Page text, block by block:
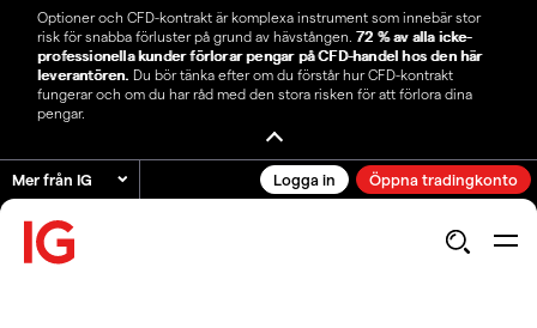
Optioner och CFD-kontrakt är komplexa instrument som innebär stor
risk för snabba förluster på grund av hävstången. 72 % av alla icke-
professionella kunder förlorar pengar på CFD-handel hos den här
leverantören. Du bör tänka efter om du förstår hur CFD-kontrakt
fungerar och om du har råd med den stora risken för att förlora dina
pengar.
Mer från IG Logga in Öppna tradingkonto